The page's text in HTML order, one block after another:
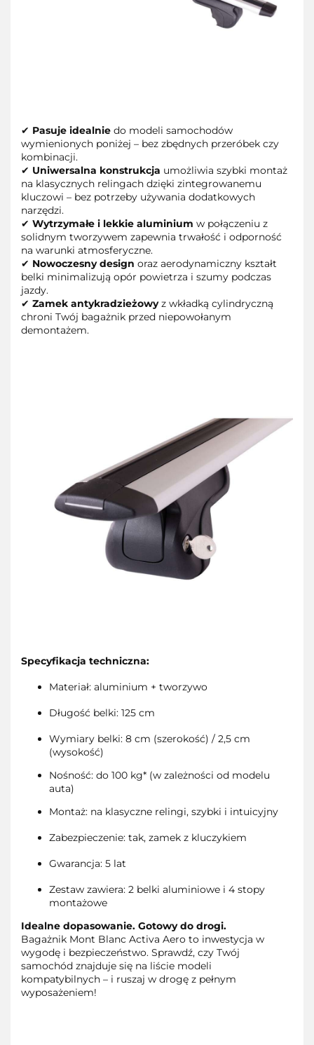
✔ Pasuje idealnie do modeli samochodów
wymienionych poniżej – bez zbędnych przeróbek czy
kombinacji.
✔ Uniwersalna konstrukcja umożliwia szybki montaż
na klasycznych relingach dzięki zintegrowanemu
kluczowi – bez potrzeby używania dodatkowych
narzędzi.
✔ Wytrzymałe i lekkie aluminium w połączeniu z
solidnym tworzywem zapewnia trwałość i odporność
na warunki atmosferyczne.
✔ Nowoczesny design oraz aerodynamiczny kształt
belki minimalizują opór powietrza i szumy podczas
jazdy.
✔ Zamek antykradzieżowyz wkładką cylindryczną
chroni Twój bagażnik przed niepowołanym
demontażem.
Specyfikacja techniczna:
Materiał: aluminium + tworzywo
Długość belki: 125 cm
Wymiary belki: 8 cm (szerokość) / 2,5 cm
(wysokość)
Nośność: do 100 kg* (w zależności od modelu
auta)
Montaż: na klasyczne relingi, szybki i intuicyjny
Zabezpieczenie: tak, zamek z kluczykiem
Gwarancja: 5 lat
Zestaw zawiera: 2 belki aluminiowe i 4 stopy
montażowe
Idealne dopasowanie. Gotowy do drogi.
Bagażnik Mont Blanc Activa Aero to inwestycja w
wygodę i bezpieczeństwo. Sprawdź, czy Twój
samochód znajduje się na liście modeli
kompatybilnych – i ruszaj w drogę z pełnym
wyposażeniem!